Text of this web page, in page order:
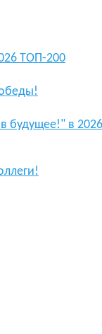
ТОП-200
будущее!" в 2026